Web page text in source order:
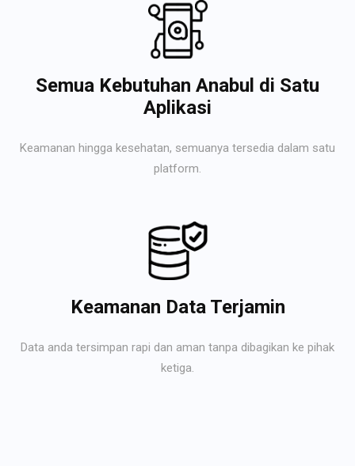
Semua Kebutuhan Anabul di Satu
Aplikasi
Keamanan hingga kesehatan, semuanya tersedia dalam satu
platform.
Keamanan Data Terjamin
Data anda tersimpan rapi dan aman tanpa dibagikan ke pihak
ketiga.